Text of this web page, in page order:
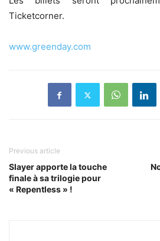
Ticketcorner.
www.greenday.com
Previous article
Slayer apporte la touche
finale à sa trilogie pour
« Repentless » !